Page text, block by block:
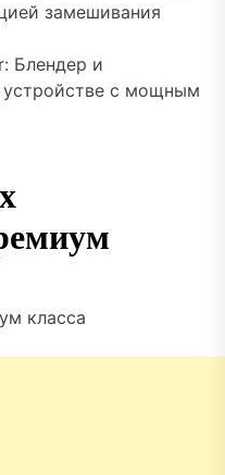
замешивания
Блендер и
устройстве с мощным
класса